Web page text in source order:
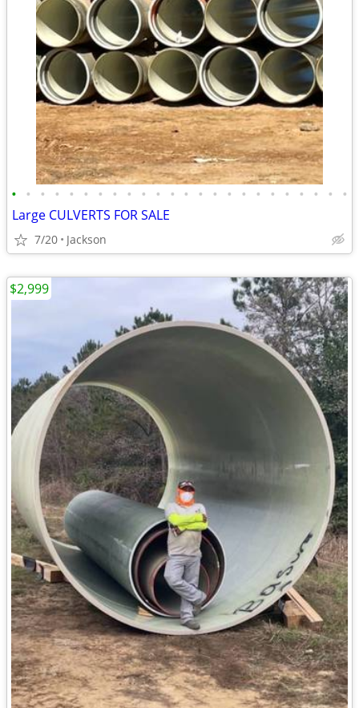
• • • • • • • • • • • • • • • • • • • • • • • •
Large CULVERTS FOR SALE
7/20 Jackson
$2,999